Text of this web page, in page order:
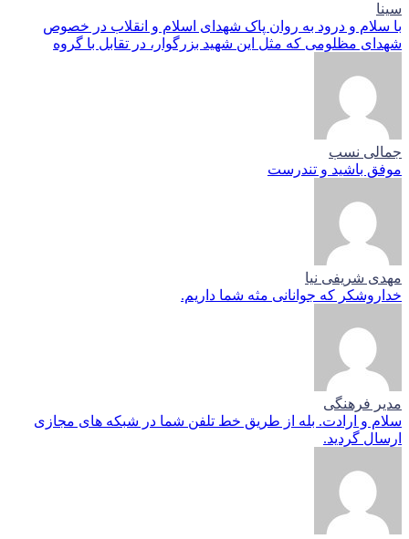
سینا
با سلام و درود به روان پاک شهدای اسلام و انقلاب در خصوص
شهدای مظلومی که مثل این شهید بزرگوار، در تقابل با گروه
جمالی نسب
موفق باشید و تندرست
مهدی شریفی نیا
خداروشکر که جوانانی مثه شما داریم.
مدیر فرهنگی
سلام و ارادت. بله از طریق خط تلفن شما در شبکه های مجازی
ارسال گردید.